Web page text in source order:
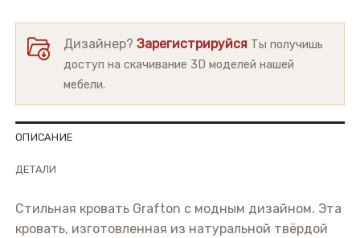
Дизайнер?Зарегистрируйся Ты получишь
доступ на скачивание 3D моделей нашей
мебели.
ОПИСАНИЕ
ДЕТАЛИ
Стильная кровать Grafton с модным дизайном. Эта
кровать, изготовленная из натуральной твёрдой